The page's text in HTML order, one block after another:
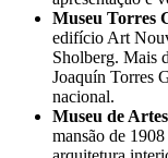
Museu Torres
edifício Art
Sholberg. Mais
Joaquín Torres
nacional.
Museu de
mansão de